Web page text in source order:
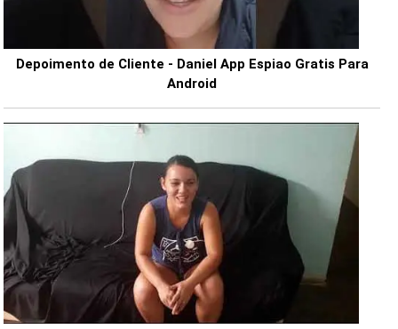
Depoimento de Cliente - Daniel App Espiao Gratis Para
Android